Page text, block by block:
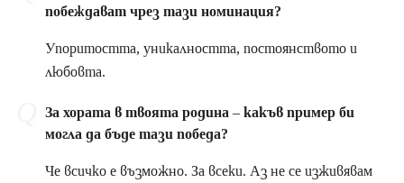
побеждават чрез тази номинация?
Упоритостта, уникалността, постоянството и
любовта.
За хората в твоята родина – какъв пример би
могла да бъде тази победа?
Че всичко е възможно. За всеки. Аз не се изживявам